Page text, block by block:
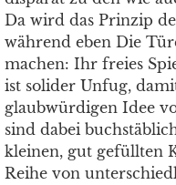
Da wird das Prinzip
während eben Die
machen: Ihr freies
ist solider Unfug,
glaubwürdigen Idee
sind dabei
kleinen, gut gefüllten
Reihe von